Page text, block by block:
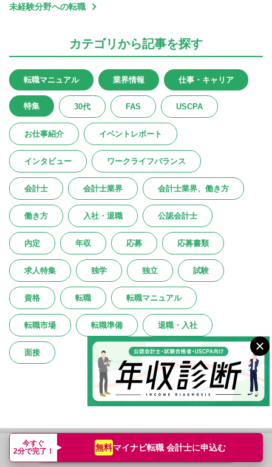
今すぐ
2分で完了！
無料マイナビ転職 会計士に申込む
簡単無料 転職支援サービス申込み
未経験分野への転職
カテゴリから記事を探す
転職マニュアル 業界情報 仕事・キャリア
特集 30代 FAS USCPA
お仕事紹介 イベントレポート
インタビュー ワークライフバランス
会計士 会計士業界 会計士業界、働き方
働き方 入社・退職 公認会計士
内定 年収 応募 応募書類
求人特集 独学 独立 試験
資格 転職 転職マニュアル
転職市場 転職準備 退職・入社
面接
注目コンテンツ